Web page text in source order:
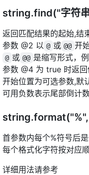
string.find("字符
返回匹配结果的起始,结
参数 @2 以 @ 或 @@ 开
@ 或 @@ 是缩写形式，
参数 @4 为 true 时返
开始位置为可选参数,默
可用负数表示尾部倒计
首参数内每个%符号后
每个格式化字符按对应
详细用法请参考